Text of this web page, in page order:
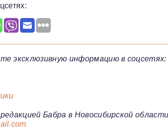
эксклюзивную информацию в соцсетях:
Бабра в Новосибирской